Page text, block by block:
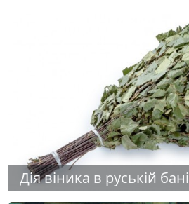
Дія віника в руській бані